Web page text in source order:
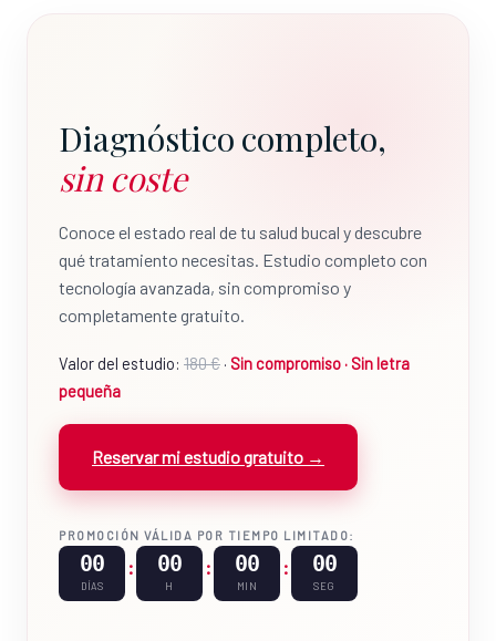
Diagnóstico completo,
sin coste
Conoce el estado real de tu salud bucal y descubre
qué tratamiento necesitas. Estudio completo con
tecnología avanzada, sin compromiso y
completamente gratuito.
Valor del estudio: 180 € · Sin compromiso · Sin letra
pequeña
Reservar mi estudio gratuito →
PROMOCIÓN VÁLIDA POR TIEMPO LIMITADO:
00
DÍAS
: 00
H
: 00
MIN
: 00
SEG